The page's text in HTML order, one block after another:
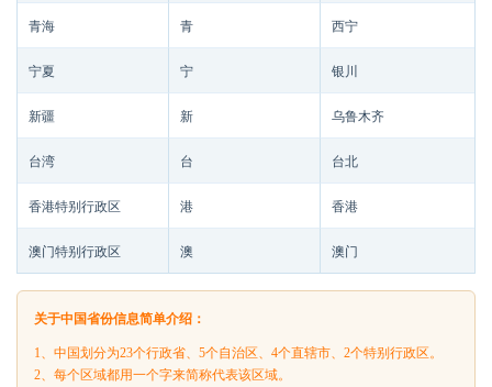
青海 青 西宁
宁夏 宁 银川
新疆 新 乌鲁木齐
台湾 台 台北
香港特别行政区 港 香港
澳门特别行政区 澳 澳门
关于中国省份信息简单介绍：
1、中国划分为23个行政省、5个自治区、4个直辖市、2个特别行政区。
2、每个区域都用一个字来简称代表该区域。